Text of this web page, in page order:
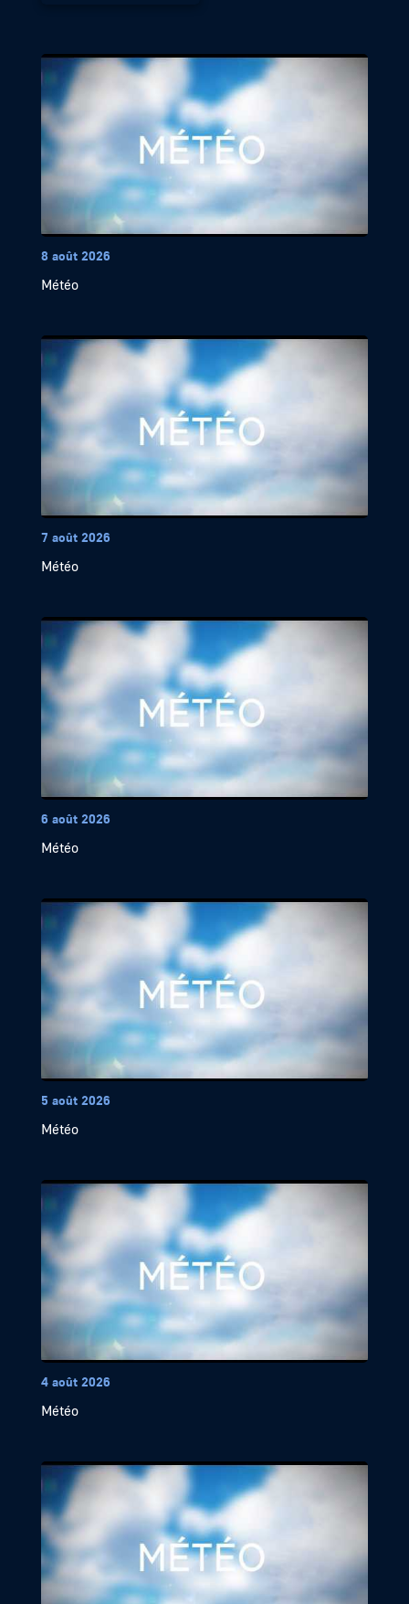
8 août 2026
Météo
7 août 2026
Météo
6 août 2026
Météo
5 août 2026
Météo
4 août 2026
Météo